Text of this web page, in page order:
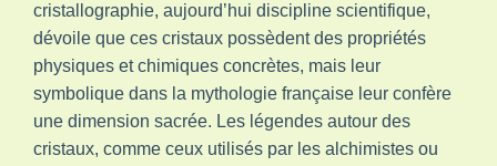
cristallographie, aujourd’hui discipline scientifique,
dévoile que ces cristaux possèdent des propriétés
physiques et chimiques concrètes, mais leur
symbolique dans la mythologie française leur confère
une dimension sacrée. Les légendes autour des
cristaux, comme ceux utilisés par les alchimistes ou